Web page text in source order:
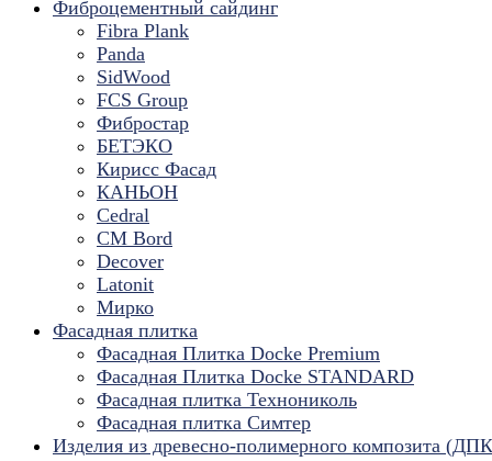
Фиброцементный сайдинг
Fibra Plank
Panda
SidWood
FCS Group
Фибростар
БЕТЭКО
Кирисс Фасад
КАНЬОН
Cedral
CM Bord
Decover
Latonit
Мирко
Фасадная плитка
Фасадная Плитка Docke Premium
Фасадная Плитка Docke STANDARD
Фасадная плитка Технониколь
Фасадная плитка Симтер
Изделия из древесно-полимерного композита